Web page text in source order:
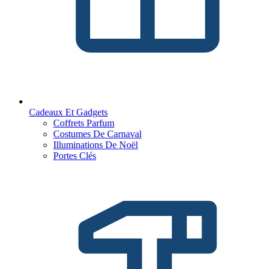
Cadeaux Et Gadgets
Coffrets Parfum
Costumes De Carnaval
Illuminations De Noël
Portes Clés